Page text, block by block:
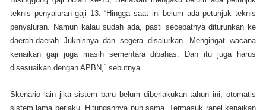
teknis penyaluran gaji 13. “Hingga saat ini belum ada petunjuk teknis
penyaluran. Namun kalau sudah ada, pasti secepatnya diturunkan ke
daerah-daerah Juknisnya dan segera disalurkan. Mengingat wacana
kenaikan gaji juga masih sementara dibahas. Dan itu juga harus
disesuaikan dengan APBN‎,” sebutnya.
Skenario lain jika sistem baru belum diberlakukan tahun ini, otomatis
sistem lama berlaku. Hitungannya pun sama. Termasuk rapel kenaikan